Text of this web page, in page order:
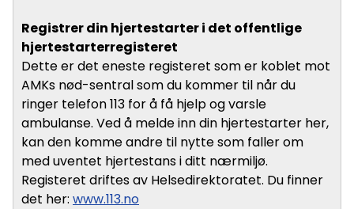
Registrer din hjertestarter i det offentlige
hjertestarterregisteret
Dette er det eneste registeret som er koblet mot
AMKs nød-sentral som du kommer til når du
ringer telefon 113 for å få hjelp og varsle
ambulanse. Ved å melde inn din hjertestarter her,
kan den komme andre til nytte som faller om
med uventet hjertestans i ditt nærmiljø.
Registeret driftes av Helsedirektoratet. Du finner
det her: www.113.no